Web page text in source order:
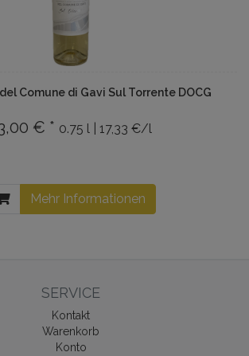
Comune di Gavi Sul Torrente DOCG
€ * 0.75 l | 17,33 €/l
Mehr Informationen
SERVICE
Kontakt
Warenkorb
Konto